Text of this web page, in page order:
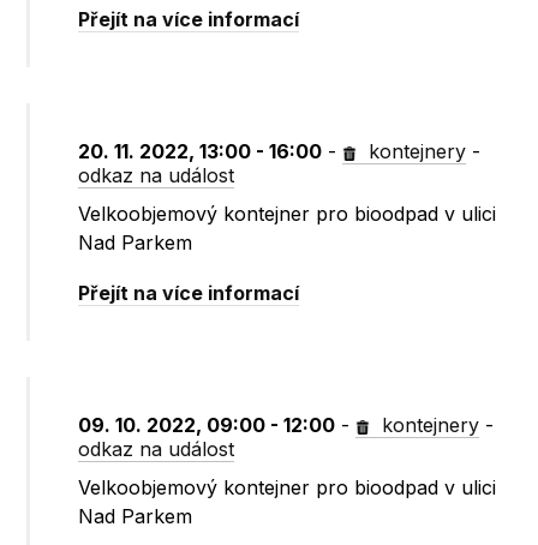
Přejít na více informací
20. 11. 2022, 13:00 - 16:00 - kontejnery -
odkaz na událost
Velkoobjemový kontejner pro bioodpad v ulici
Nad Parkem
Přejít na více informací
09. 10. 2022, 09:00 - 12:00 - kontejnery -
odkaz na událost
Velkoobjemový kontejner pro bioodpad v ulici
Nad Parkem